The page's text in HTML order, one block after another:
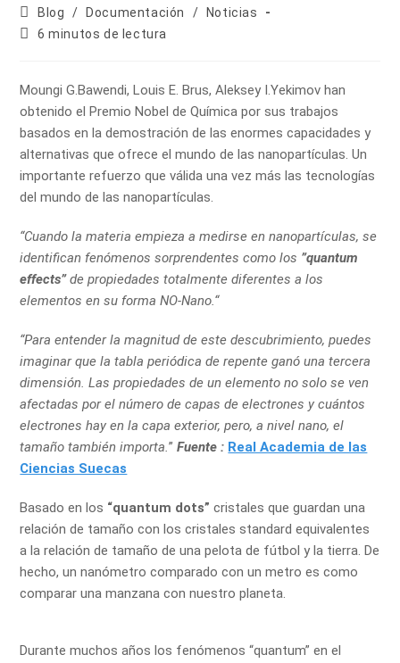
Blog
/ Documentación /
Noticias
6 minutos de lectura
Moungi G.Bawendi, Louis E. Brus, Aleksey I.Yekimov han
obtenido el Premio Nobel de Química por sus trabajos
basados en la demostración de las enormes capacidades y
alternativas que ofrece el mundo de las nanopartículas. Un
importante refuerzo que válida una vez más las tecnologías
del mundo de las nanopartículas.
“Cuando la materia empieza a medirse en nanopartículas, se
identifican fenómenos sorprendentes como los ”quantum
effects”de propiedades totalmente diferentes a los
elementos en su forma NO-Nano.“
“Para entender la magnitud de este descubrimiento, puedes
imaginar que la tabla periódica de repente ganó una tercera
dimensión. Las propiedades de un elemento no solo se ven
afectadas por el número de capas de electrones y cuántos
electrones hay en la capa exterior, pero, a nivel nano, el
tamaño también importa.” Fuente : Real Academia de las
Ciencias Suecas
Basado en los “quantum dots” cristales que guardan una
relación de tamaño con los cristales standard equivalentes
a la relación de tamaño de una pelota de fútbol y la tierra. De
hecho, un nanómetro comparado con un metro es como
comparar una manzana con nuestro planeta.
Durante muchos años los fenómenos “quantum” en el